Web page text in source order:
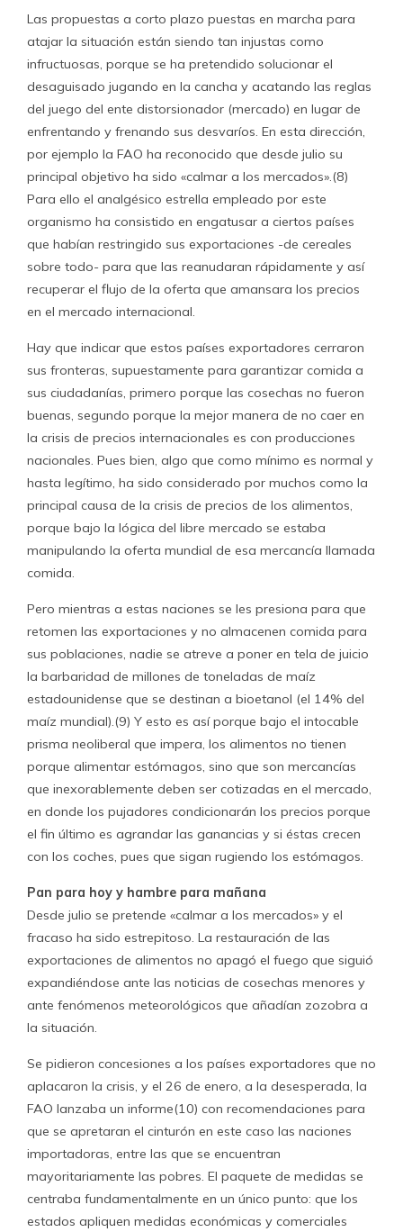
Las propuestas a corto plazo puestas en marcha para
atajar la situación están siendo tan injustas como
infructuosas, porque se ha pretendido solucionar el
desaguisado jugando en la cancha y acatando las reglas
del juego del ente distorsionador (mercado) en lugar de
enfrentando y frenando sus desvaríos. En esta dirección,
por ejemplo la FAO ha reconocido que desde julio su
principal objetivo ha sido «calmar a los mercados».(8)
Para ello el analgésico estrella empleado por este
organismo ha consistido en engatusar a ciertos países
que habían restringido sus exportaciones -de cereales
sobre todo- para que las reanudaran rápidamente y así
recuperar el flujo de la oferta que amansara los precios
en el mercado internacional.
Hay que indicar que estos países exportadores cerraron
sus fronteras, supuestamente para garantizar comida a
sus ciudadanías, primero porque las cosechas no fueron
buenas, segundo porque la mejor manera de no caer en
la crisis de precios internacionales es con producciones
nacionales. Pues bien, algo que como mínimo es normal y
hasta legítimo, ha sido considerado por muchos como la
principal causa de la crisis de precios de los alimentos,
porque bajo la lógica del libre mercado se estaba
manipulando la oferta mundial de esa mercancía llamada
comida.
Pero mientras a estas naciones se les presiona para que
retomen las exportaciones y no almacenen comida para
sus poblaciones, nadie se atreve a poner en tela de juicio
la barbaridad de millones de toneladas de maíz
estadounidense que se destinan a bioetanol (el 14% del
maíz mundial).(9) Y esto es así porque bajo el intocable
prisma neoliberal que impera, los alimentos no tienen
porque alimentar estómagos, sino que son mercancías
que inexorablemente deben ser cotizadas en el mercado,
en donde los pujadores condicionarán los precios porque
el fin último es agrandar las ganancias y si éstas crecen
con los coches, pues que sigan rugiendo los estómagos.
Pan para hoy y hambre para mañana
Desde julio se pretende «calmar a los mercados» y el
fracaso ha sido estrepitoso. La restauración de las
exportaciones de alimentos no apagó el fuego que siguió
expandiéndose ante las noticias de cosechas menores y
ante fenómenos meteorológicos que añadían zozobra a
la situación.
Se pidieron concesiones a los países exportadores que no
aplacaron la crisis, y el 26 de enero, a la desesperada, la
FAO lanzaba un informe(10) con recomendaciones para
que se apretaran el cinturón en este caso las naciones
importadoras, entre las que se encuentran
mayoritariamente las pobres. El paquete de medidas se
centraba fundamentalmente en un único punto: que los
estados apliquen medidas económicas y comerciales